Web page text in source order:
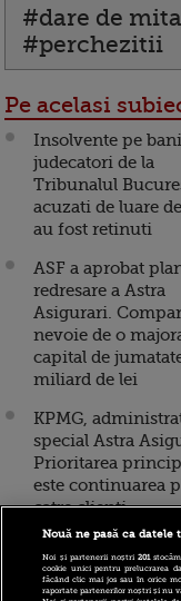
#dare de mita
#perchezitii
Pe acelasi
Insolvente pe
judecatori de la
Tribunalul
acuzati de luare
au fost retinuti
ASF a aprobat
redresare a Astra
Asigurari.
nevoie de o
capital de
miliard de lei
KPMG,
special Astra
Prioritarea
este continuarea
catre clienti
ANAF a inceput un
control la Astra
dupa ce ASF a
Nouă ne pasă ca datele
Noi și partenerii noștri201
cookie unici pentru prelucrarea
făcând clic mai jos sau în orice
raportate partenerilor noștri și nu